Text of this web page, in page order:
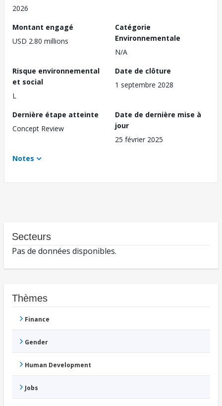
2026
Montant engagé
USD 2.80 millions
Catégorie
Environnementale
N/A
Risque environnemental
et social
L
Date de clôture
1 septembre 2028
Dernière étape atteinte
Concept Review
Date de dernière mise à
jour
25 février 2025
Notes
Secteurs
Pas de données disponibles.
Thèmes
Finance
Gender
Human Development
Jobs